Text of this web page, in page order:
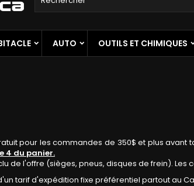
AUTO OUTILS ET CHIMIQUES
pour les commandes de 350$ et plus avant
4 du panier.
de l'offre (sièges, pneus, disques de frein).
tarif d'expédition fixe préférentiel partout au